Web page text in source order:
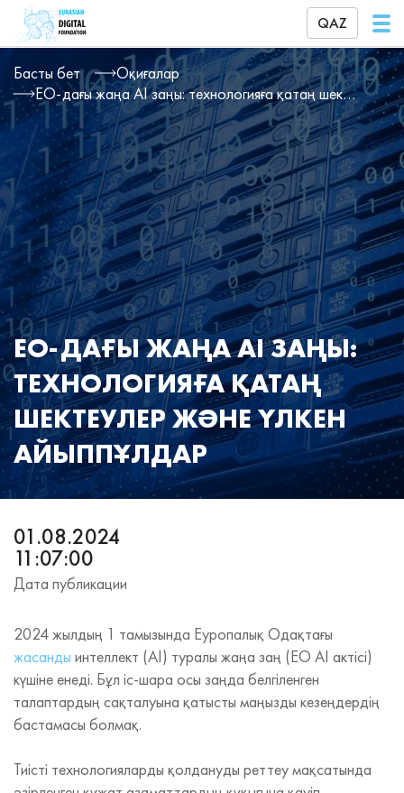
QAZ
Басты бет
Оқиғалар
ЕО-дағы жаңа AI заңы: технологияға қатаң шектеулер және үлкен айыппұлдар
ЕО-ДАҒЫ ЖАҢА AI ЗАҢЫ:
ТЕХНОЛОГИЯҒА ҚАТАҢ
ШЕКТЕУЛЕР ЖӘНЕ ҮЛКЕН
АЙЫППҰЛДАР
01.08.2024
11:07:00
Дата публикации
2024 жылдың 1 тамызында Еуропалық Одақтағы
жасанды интеллект (AI) туралы жаңа заң (ЕО AI актісі)
күшіне енеді. Бұл іс-шара осы заңда белгіленген
талаптардың сақталуына қатысты маңызды кезеңдердің
бастамасы болмақ.
Тиісті технологияларды қолдануды реттеу мақсатында